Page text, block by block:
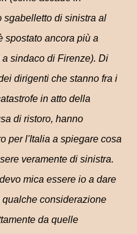
sgabelletto di sinistra al
spostato ancora più a
sindaco di Firenze). Di
dirigenti che stanno fra i
in atto della
di ristoro, hanno
per l'Italia a spiegare cosa
veramente di sinistra.
mica essere io a dare
considerazione
da quelle